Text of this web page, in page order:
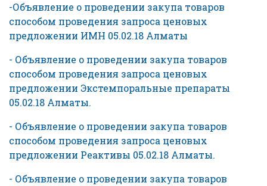
-Объявление о проведении закупа товаров
способом проведения запроса ценовых
предложении ИМН 05.02.18 Алматы
- Объявление о проведении закупа товаров
способом проведения запроса ценовых
предложении Экстемпоральные препараты
05.02.18 Алматы.
- Объявление о проведении закупа товаров
способом проведения запроса ценовых
предложении Реактивы 05.02.18 Алматы.
- Объявление о проведении закупа товаров